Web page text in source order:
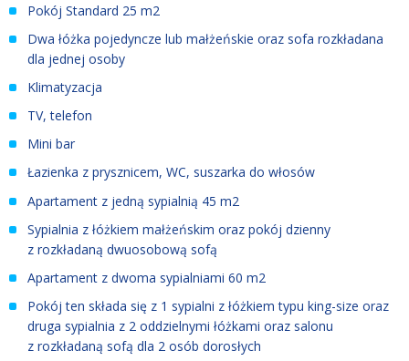
Pokój Standard 25 m2
Dwa łóżka pojedyncze lub małżeńskie oraz sofa rozkładana
dla jednej osoby
Klimatyzacja
TV, telefon
Mini bar
Łazienka z prysznicem, WC, suszarka do włosów
Apartament z jedną sypialnią 45 m2
Sypialnia z łóżkiem małżeńskim oraz pokój dzienny
z rozkładaną dwuosobową sofą
Apartament z dwoma sypialniami 60 m2
Pokój ten składa się z 1 sypialni z łóżkiem typu king-size oraz
druga sypialnia z 2 oddzielnymi łóżkami oraz salonu
z rozkładaną sofą dla 2 osób dorosłych